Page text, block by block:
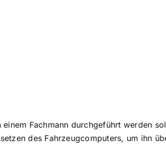
Fachmann durchgeführt werden
des Fahrzeugcomputers, um ihn